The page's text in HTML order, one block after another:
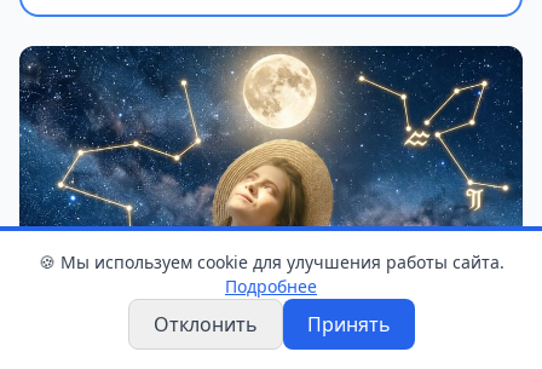
🍪 Мы используем cookie для улучшения работы сайта.
Подробнее
Отклонить Принять